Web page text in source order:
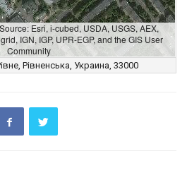
Esri, i-cubed, USDA, USGS, AEX,
IGN, IGP, UPR-EGP, and the GIS User
Community
Рівненська, Украина, 33000